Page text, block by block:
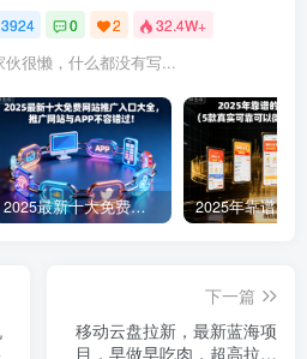
3924 0 2 32.4W+
伙很懒，什么都没有写...
2025最新十大免费网站推广入口大全，推广网站与APP不容错过！
下一篇
移动云盘拉新，最新蓝海项
目，早做早吃肉，超高拉新